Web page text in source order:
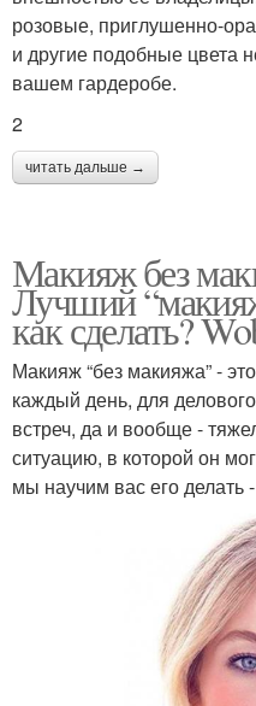
розовые, приглушенно-
и другие подобные цвета
вашем гардеробе.
2
читать дальше →
Макияж без
Лучший
как сделать?
Макияж “без макияжа” -
каждый день, для
встреч, да и вообще -
ситуацию, в которой он
мы научим вас его делать